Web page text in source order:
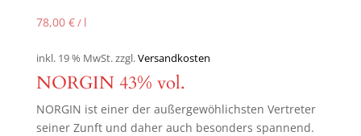
78,00 €/ l
inkl. 19 % MwSt.zzgl.Versandkosten
NORGIN 43% vol.
NORGIN ist einer der außergewöhlichsten Vertreter
seiner Zunft und daher auch besonders spannend.